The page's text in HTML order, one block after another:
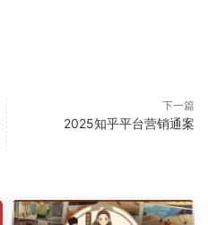
下一篇
2025知乎平台营销通案